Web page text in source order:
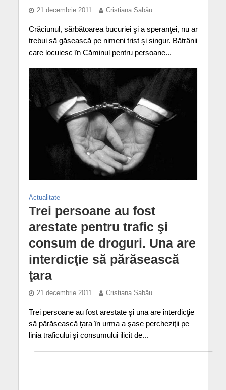
21 decembrie 2011 Cristiana Sabău
Crăciunul, sărbătoarea bucuriei şi a speranţei, nu ar
trebui să găsească pe nimeni trist şi singur. Bătrânii
care locuiesc în Căminul pentru persoane...
Actualitate
Trei persoane au fost
arestate pentru trafic şi
consum de droguri. Una are
interdicţie să părăsească
ţara
21 decembrie 2011 Cristiana Sabău
Trei persoane au fost arestate şi una are interdicţie
să părăsească ţara în urma a şase percheziţii pe
linia traficului şi consumului ilicit de...